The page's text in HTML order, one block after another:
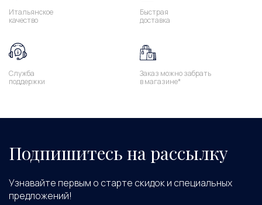
Итальянское
качество
Быстрая
доставка
Служба
поддержки
Заказ можно забрать
в магазине*
Подпишитесь на рассылку
Узнавайте первым о старте скидок и специальных
предложений!